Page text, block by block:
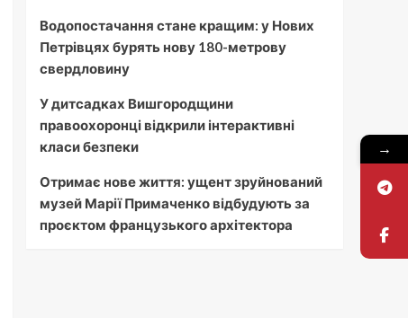
Водопостачання стане кращим: у Нових
Петрівцях бурять нову 180-метрову
свердловину
У дитсадках Вишгородщини
правоохоронці відкрили інтерактивні
класи безпеки
Отримає нове життя: ущент зруйнований
музей Марії Примаченко відбудують за
проєктом французького архітектора
→